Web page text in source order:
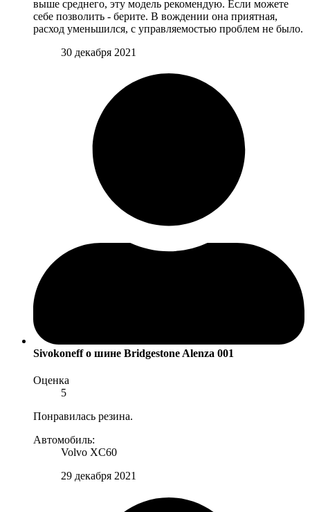
выше среднего, эту модель рекомендую. Если можете
себе позволить - берите. В вождении она приятная,
расход уменьшился, с управляемостью проблем не было.
30 декабря 2021
Sivokoneff о шине Bridgestone Alenza 001
Оценка
5
Понравилась резина.
Автомобиль:
Volvo XC60
29 декабря 2021